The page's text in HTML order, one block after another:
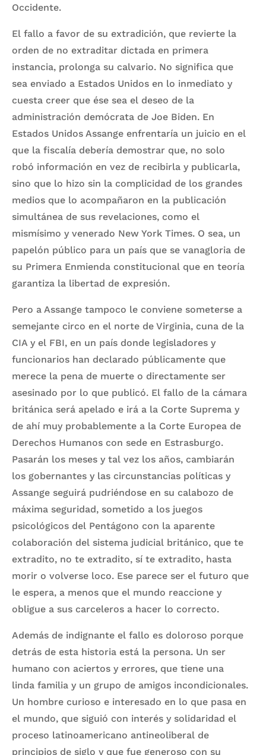
Occidente.
El fallo a favor de su extradición, que revierte la
orden de no extraditar dictada en primera
instancia, prolonga su calvario. No significa que
sea enviado a Estados Unidos en lo inmediato y
cuesta creer que ése sea el deseo de la
administración demócrata de Joe Biden. En
Estados Unidos Assange enfrentaría un juicio en el
que la fiscalía debería demostrar que, no solo
robó información en vez de recibirla y publicarla,
sino que lo hizo sin la complicidad de los grandes
medios que lo acompañaron en la publicación
simultánea de sus revelaciones, como el
mismísimo y venerado New York Times. O sea, un
papelón público para un país que se vanagloria de
su Primera Enmienda constitucional que en teoría
garantiza la libertad de expresión.
Pero a Assange tampoco le conviene someterse a
semejante circo en el norte de Virginia, cuna de la
CIA y el FBI, en un país donde legisladores y
funcionarios han declarado públicamente que
merece la pena de muerte o directamente ser
asesinado por lo que publicó. El fallo de la cámara
británica será apelado e irá a la Corte Suprema y
de ahí muy probablemente a la Corte Europea de
Derechos Humanos con sede en Estrasburgo.
Pasarán los meses y tal vez los años, cambiarán
los gobernantes y las circunstancias políticas y
Assange seguirá pudriéndose en su calabozo de
máxima seguridad, sometido a los juegos
psicológicos del Pentágono con la aparente
colaboración del sistema judicial británico, que te
extradito, no te extradito, sí te extradito, hasta
morir o volverse loco. Ese parece ser el futuro que
le espera, a menos que el mundo reaccione y
obligue a sus carceleros a hacer lo correcto.
Además de indignante el fallo es doloroso porque
detrás de esta historia está la persona. Un ser
humano con aciertos y errores, que tiene una
linda familia y un grupo de amigos incondicionales.
Un hombre curioso e interesado en lo que pasa en
el mundo, que siguió con interés y solidaridad el
proceso latinoamericano antineoliberal de
principios de siglo y que fue generoso con su